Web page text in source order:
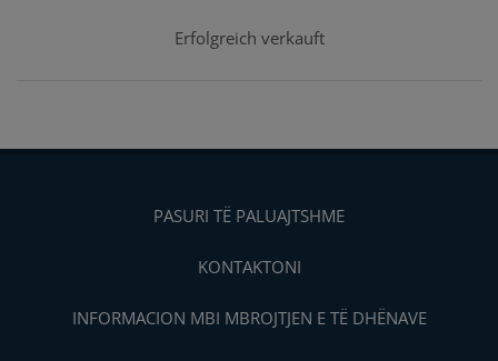
Erfolgreich verkauft
PASURI TË PALUAJTSHME
KONTAKTONI
INFORMACION MBI MBROJTJEN E TË DHËNAVE